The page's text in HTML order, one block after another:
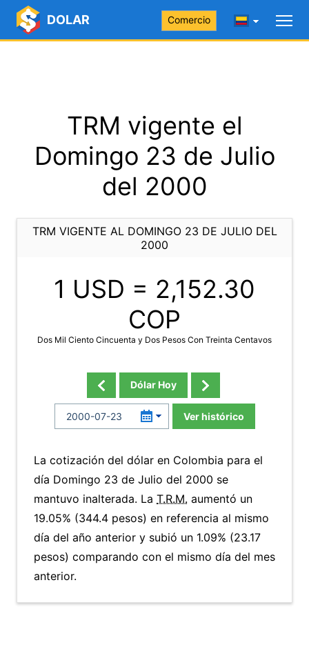
DOLAR Comercio
TRM vigente el
Domingo 23 de Julio
del 2000
TRM VIGENTE AL DOMINGO 23 DE JULIO DEL
2000
1 USD = 2,152.30
COP
Dos Mil Ciento Cincuenta y Dos Pesos Con Treinta Centavos
Dólar Hoy
Ver histórico
La cotización del dólar en Colombia para el
día Domingo 23 de Julio del 2000 se
mantuvo inalterada. La T.R.M. aumentó un
19.05% (344.4 pesos) en referencia al mismo
día del año anterior y subió un 1.09% (23.17
pesos) comparando con el mismo día del mes
anterior.